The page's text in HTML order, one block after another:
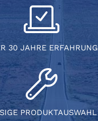
30 JAHRE ERFAHRUNG
PRODUKTAUSWAHL